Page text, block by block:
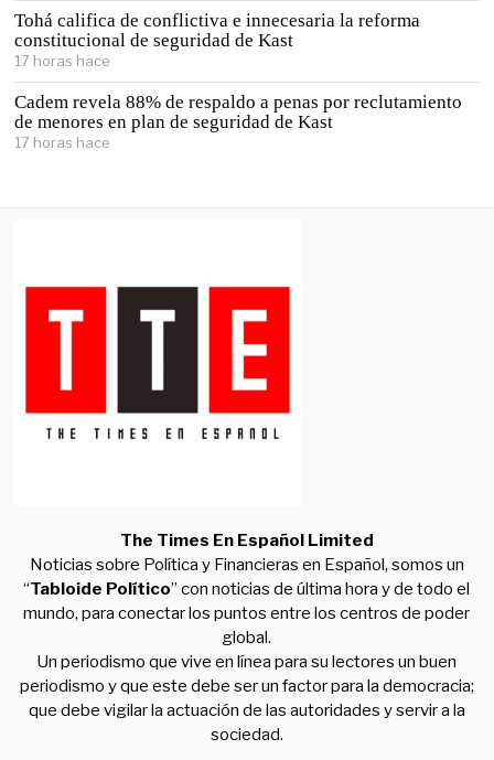
Tohá califica de conflictiva e innecesaria la reforma
constitucional de seguridad de Kast
17 horas hace
Cadem revela 88% de respaldo a penas por reclutamiento
de menores en plan de seguridad de Kast
17 horas hace
The Times En Español Limited
Noticias sobre Política y Financieras en Español, somos un
“Tabloide Político” con noticias de última hora y de todo el
mundo, para conectar los puntos entre los centros de poder
global.
Un periodismo que vive en línea para su lectores un buen
periodismo y que este debe ser un factor para la democracia;
que debe vigilar la actuación de las autoridades y servir a la
sociedad.